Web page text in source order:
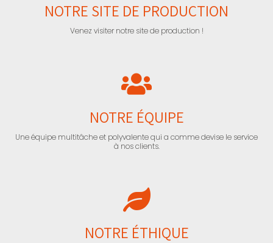
NOTRE SITE DE PRODUCTION
Venez visiter notre site de production !
NOTRE ÉQUIPE
Une équipe multitâche et polyvalente qui a comme devise le service
à nos clients.
NOTRE ÉTHIQUE